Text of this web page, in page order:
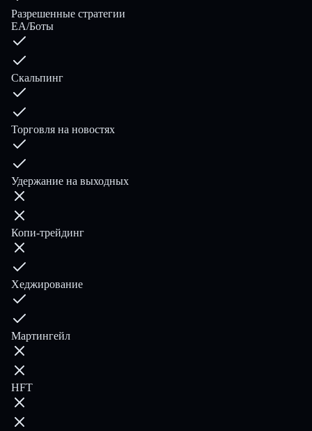
Разрешенные стратегии
EA/Боты
Скальпинг
Торговля на новостях
Удержание на выходных
Копи-трейдинг
Хеджирование
Мартингейл
HFT